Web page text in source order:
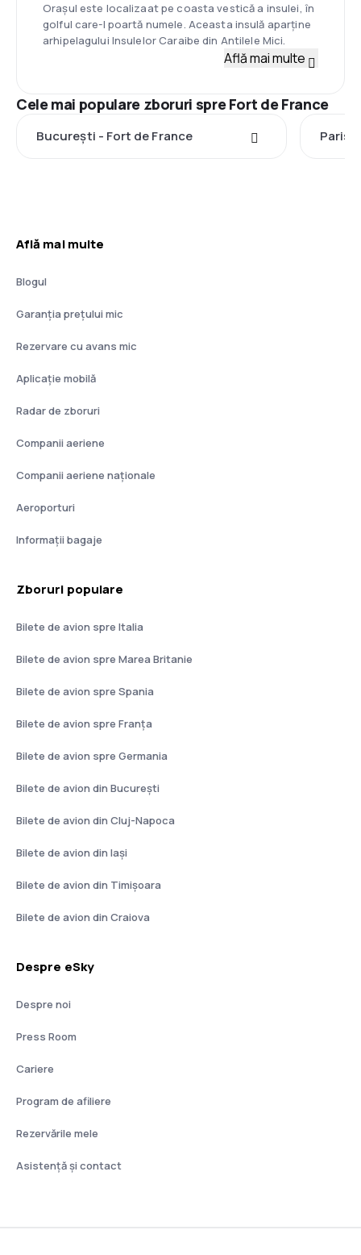
Orașul este localizaat pe coasta vestică a insulei, în
golful care-I poartă numele. Aceasta insulă aparține
arhipelagului Insulelor Caraibe din Antilele Mici.
Află mai multe
Cele mai populare zboruri spre Fort de France
București - Fort de France Paris
Află mai multe
Blogul
Garanția prețului mic
Rezervare cu avans mic
Aplicație mobilă
Radar de zboruri
Companii aeriene
Companii aeriene naţionale
Aeroporturi
Informații bagaje
Zboruri populare
Bilete de avion spre Italia
Bilete de avion spre Marea Britanie
Bilete de avion spre Spania
Bilete de avion spre Franţa
Bilete de avion spre Germania
Bilete de avion din București
Bilete de avion din Cluj-Napoca
Bilete de avion din Iași
Bilete de avion din Timișoara
Bilete de avion din Craiova
Despre eSky
Despre noi
Press Room
Cariere
Program de afiliere
Rezervările mele
Asistenţă şi contact